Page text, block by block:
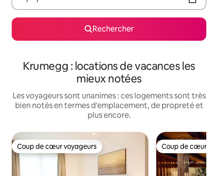
Rechercher
Krumegg : locations de vacances les
mieux notées
Les voyageurs sont unanimes : ces logements sont très
bien notés en termes d'emplacement, de propreté et
plus encore.
Coup de cœur voyageurs
Coup de cœur voyageurs Coup de cœur
Coup de cœur